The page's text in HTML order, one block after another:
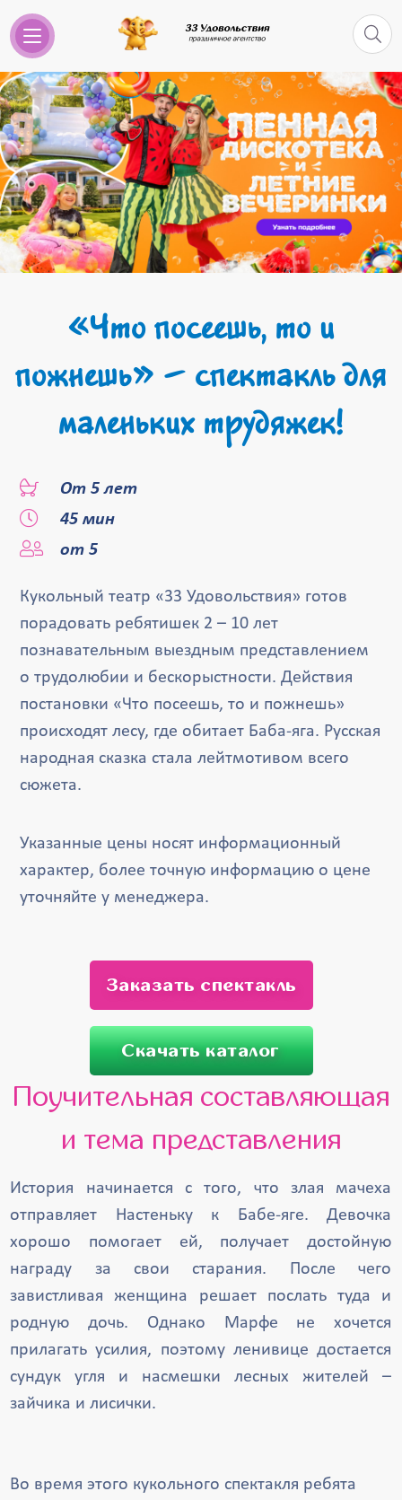
«Что посеешь, то и
пожнешь» – спектакль для
маленьких трудяжек!
От 5 лет
45 мин
от 5
Кукольный театр «33 Удовольствия» готов
порадовать ребятишек 2 – 10 лет
познавательным выездным представлением
о трудолюбии и бескорыстности. Действия
постановки «Что посеешь, то и пожнешь»
происходят лесу, где обитает Баба-яга. Русская
народная сказка стала лейтмотивом всего
сюжета.
Указанные цены носят информационный
характер, более точную информацию о цене
уточняйте у менеджера.
Заказать спектакль
Скачать каталог
Поучительная составляющая
и тема представления
История начинается с того, что злая мачеха
отправляет Настеньку к Бабе-яге. Девочка
хорошо помогает ей, получает достойную
награду за свои старания. После чего
завистливая женщина решает послать туда и
родную дочь. Однако Марфе не хочется
прилагать усилия, поэтому ленивице достается
сундук угля и насмешки лесных жителей –
зайчика и лисички.
Во время этого кукольного спектакля ребята